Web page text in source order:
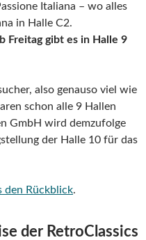
Italiana – wo alles
in Halle C2.
Freitag gibt es in Halle 9
also genauso viel wie
schon alle 9 Hallen
GmbH wird demzufolge
der Halle 10 für das
den Rückblick.
der RetroClassics